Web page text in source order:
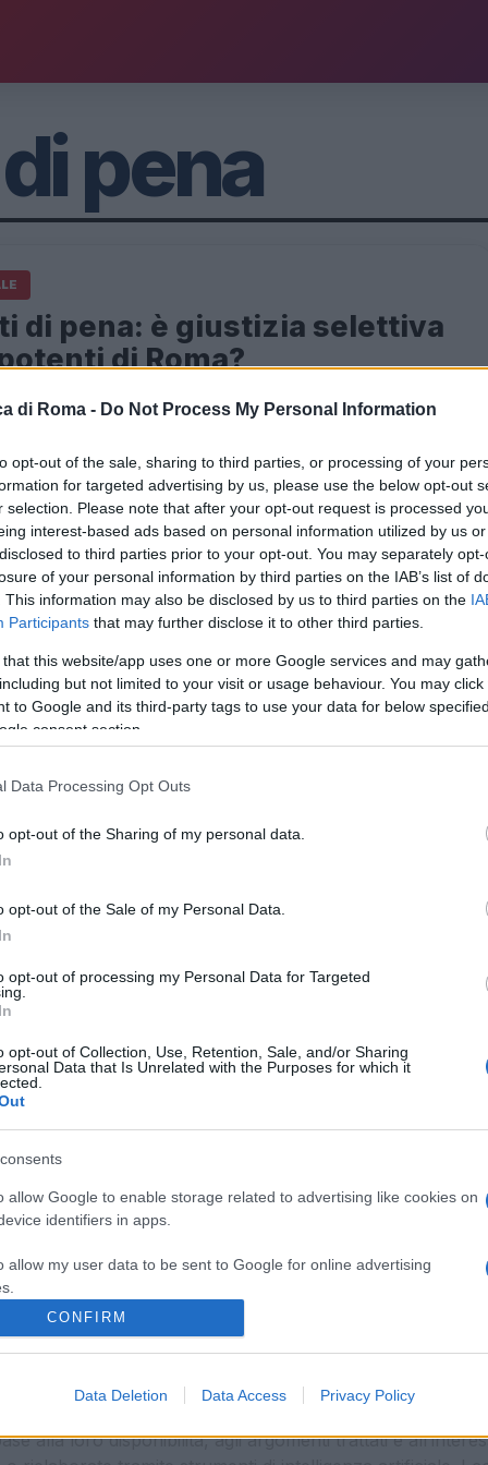
di Roma - Do Not Process My Personal Information
opt-out of the sale, sharing to third parties, or processing of your
for targeted advertising by us, please use the below opt-out
selection. Please note that after your opt-out request is processed
interest-based ads based on personal information utilized by us
to third parties prior to your opt-out. You may separately
of your personal information by third parties on the IAB’s list of
This information may also be disclosed by us to third parties on the
Participants that may further disclose it to other third parties.
that this website/app uses one or more Google services and may
but not limited to your visit or usage behaviour. You may
to Google and its third-party tags to use your data for below
consent section.
Data Processing Opt Outs
opt-out of the Sharing of my personal data.
opt-out of the Sale of my Personal Data.
opt-out of processing my Personal Data for Targeted
opt-out of Collection, Use, Retention, Sale, and/or Sharing
Data that Is Unrelated with the Purposes for which it
allow Google to enable storage related to advertising like cookies on
identifiers in apps.
allow my user data to be sent to Google for online advertising
allow Google to send me personalized advertising.
allow Google to enable storage related to analytics like cookies on
CONFIRM
Data Deletion Data Access Privacy Policy
pena
di pena: è giustizia selettiva
di Roma?
ex sindaco di Roma, ha sollevato un polverone di
nella capitale e non solo. È inaccettabile…
→
La Cronaca di Roma
alla loro disponibilità, agli argomenti trattati e